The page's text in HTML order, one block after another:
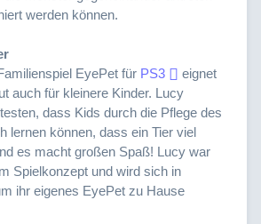
werden können.
EyePet für PS3
eignet
auch für kleinere Kinder. Lucy
dass Kids durch die Pflege des
lernen können, dass ein Tier viel
es macht großen Spaß! Lucy war
Spielkonzept und wird sich in
ihr eigenes EyePet zu Hause